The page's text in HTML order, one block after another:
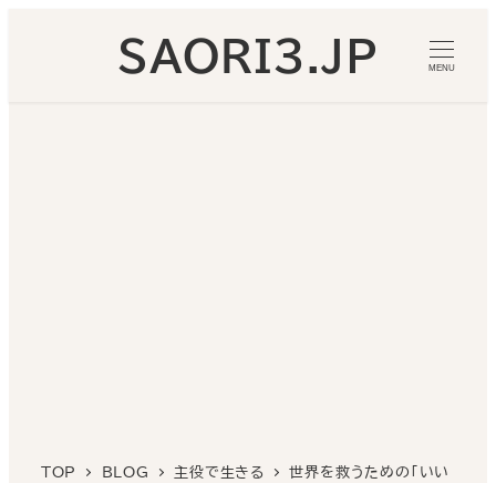
SAORI3.JP MENU
TOP BLOG 主役で生きる
世界を救うための「いい